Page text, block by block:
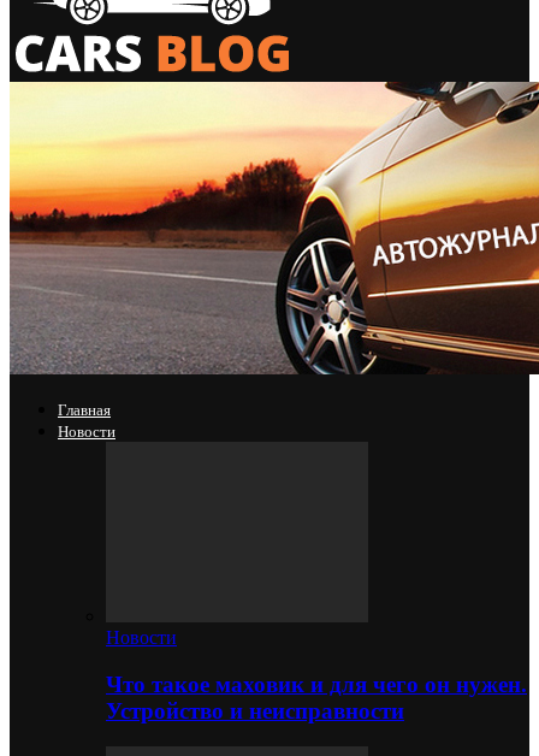
Главная
Новости
Новости
Что такое маховик и для чего он нужен.
Устройство и неисправности